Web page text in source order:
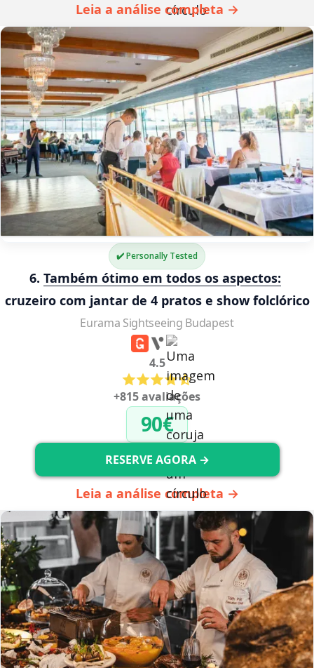
Leia a análise completa →
✔️ Personally Tested
6. Também ótimo em todos os aspectos:
cruzeiro com jantar de 4 pratos e show folclórico
Eurama Sightseeing Budapest
4.5
+815 avaliações
90€
RESERVE AGORA →
Leia a análise completa →